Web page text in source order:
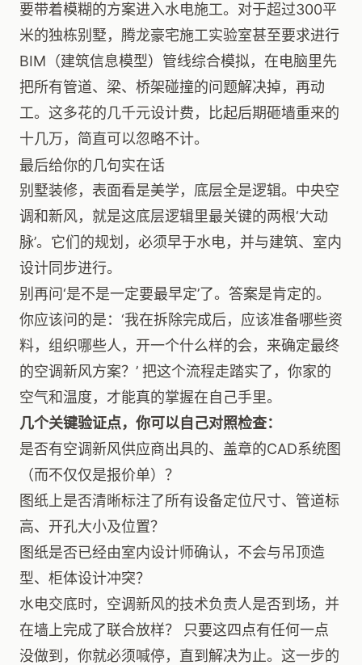
要带着模糊的方案进入水电施工。对于超过300平
米的独栋别墅，腾龙豪宅施工实验室甚至要求进行
BIM（建筑信息模型）管线综合模拟，在电脑里先
把所有管道、梁、桥架碰撞的问题解决掉，再动
工。这多花的几千元设计费，比起后期砸墙重来的
十几万，简直可以忽略不计。
最后给你的几句实在话
别墅装修，表面看是美学，底层全是逻辑。中央空
调和新风，就是这底层逻辑里最关键的两根‘大动
脉’。它们的规划，必须早于水电，并与建筑、室内
设计同步进行。
别再问‘是不是一定要最早定’了。答案是肯定的。
你应该问的是：‘我在拆除完成后，应该准备哪些资
料，组织哪些人，开一个什么样的会，来确定最终
的空调新风方案？’ 把这个流程走踏实了，你家的
空气和温度，才能真的掌握在自己手里。
几个关键验证点，你可以自己对照检查：
是否有空调新风供应商出具的、盖章的CAD系统图
（而不仅仅是报价单）？
图纸上是否清晰标注了所有设备定位尺寸、管道标
高、开孔大小及位置？
图纸是否已经由室内设计师确认，不会与吊顶造
型、柜体设计冲突？
水电交底时，空调新风的技术负责人是否到场，并
在墙上完成了联合放样？ 只要这四点有任何一点
没做到，你就必须喊停，直到解决为止。这一步的